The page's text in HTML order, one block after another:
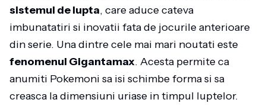
sistemul de lupta, care aduce cateva
imbunatatiri si inovatii fata de jocurile anterioare
din serie. Una dintre cele mai mari noutati este
fenomenul Gigantamax. Acesta permite ca
anumiti Pokemoni sa isi schimbe forma si sa
creasca la dimensiuni uriase in timpul luptelor.